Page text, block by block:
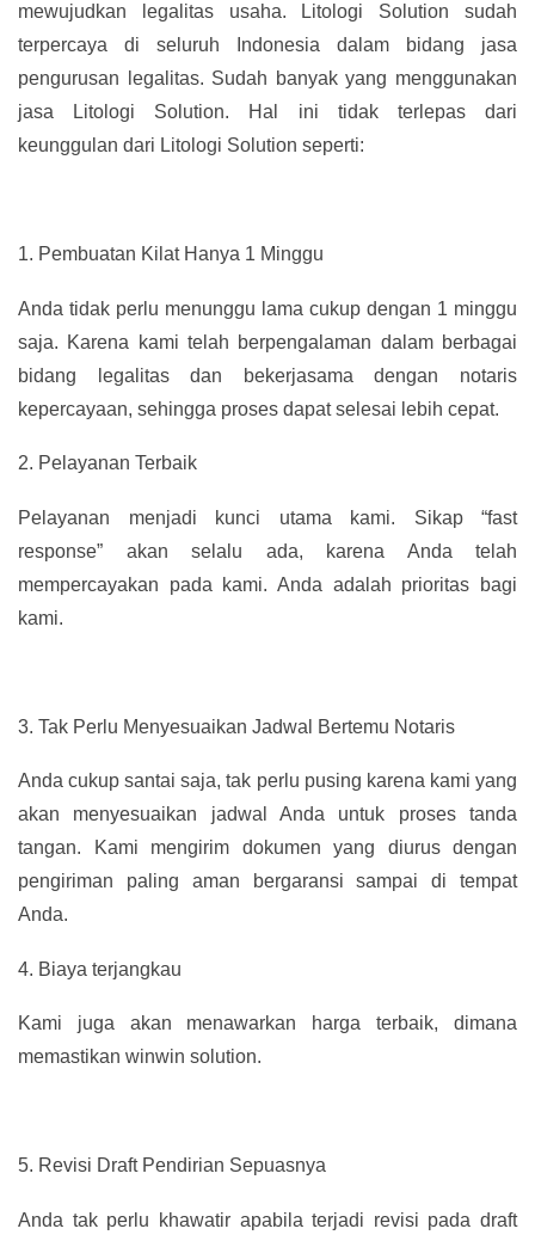
mewujudkan legalitas usaha. Litologi Solution sudah
terpercaya di seluruh Indonesia dalam bidang jasa
pengurusan legalitas. Sudah banyak yang menggunakan
jasa Litologi Solution. Hal ini tidak terlepas dari
keunggulan dari Litologi Solution seperti:
1. Pembuatan Kilat Hanya 1 Minggu
Anda tidak perlu menunggu lama cukup dengan 1 minggu
saja. Karena kami telah berpengalaman dalam berbagai
bidang legalitas dan bekerjasama dengan notaris
kepercayaan, sehingga proses dapat selesai lebih cepat.
2. Pelayanan Terbaik
Pelayanan menjadi kunci utama kami. Sikap “fast
response” akan selalu ada, karena Anda telah
mempercayakan pada kami. Anda adalah prioritas bagi
kami.
3. Tak Perlu Menyesuaikan Jadwal Bertemu Notaris
Anda cukup santai saja, tak perlu pusing karena kami yang
akan menyesuaikan jadwal Anda untuk proses tanda
tangan. Kami mengirim dokumen yang diurus dengan
pengiriman paling aman bergaransi sampai di tempat
Anda.
4. Biaya terjangkau
Kami juga akan menawarkan harga terbaik, dimana
memastikan winwin solution.
5. Revisi Draft Pendirian Sepuasnya
Anda tak perlu khawatir apabila terjadi revisi pada draft